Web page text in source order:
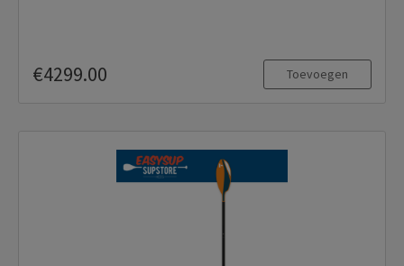
€4299.00 Toevoegen